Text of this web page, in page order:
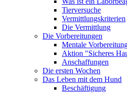
Tierversuche
Vermittlungskriterien
Die Vermittlung
Die Vorbereitungen
Mentale
Aktion "Sicheres
Anschaffungen
Die ersten Wochen
Das Leben mit dem Hund
Beschäftigung